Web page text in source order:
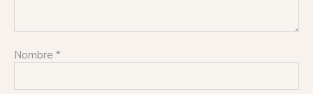
Nombre *